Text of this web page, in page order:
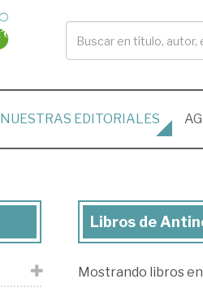
NUESTRAS EDITORIALES
Libros
Antinori,
Libros de
Mostrando libros